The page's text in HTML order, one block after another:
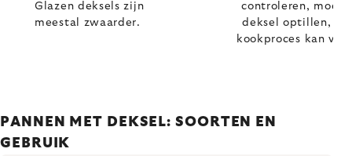
Glazen deksels zijn
meestal zwaarder.
controleren, moet
deksel optillen,
kookproces kan
PANNEN MET DEKSEL: SOORTEN EN
GEBRUIK